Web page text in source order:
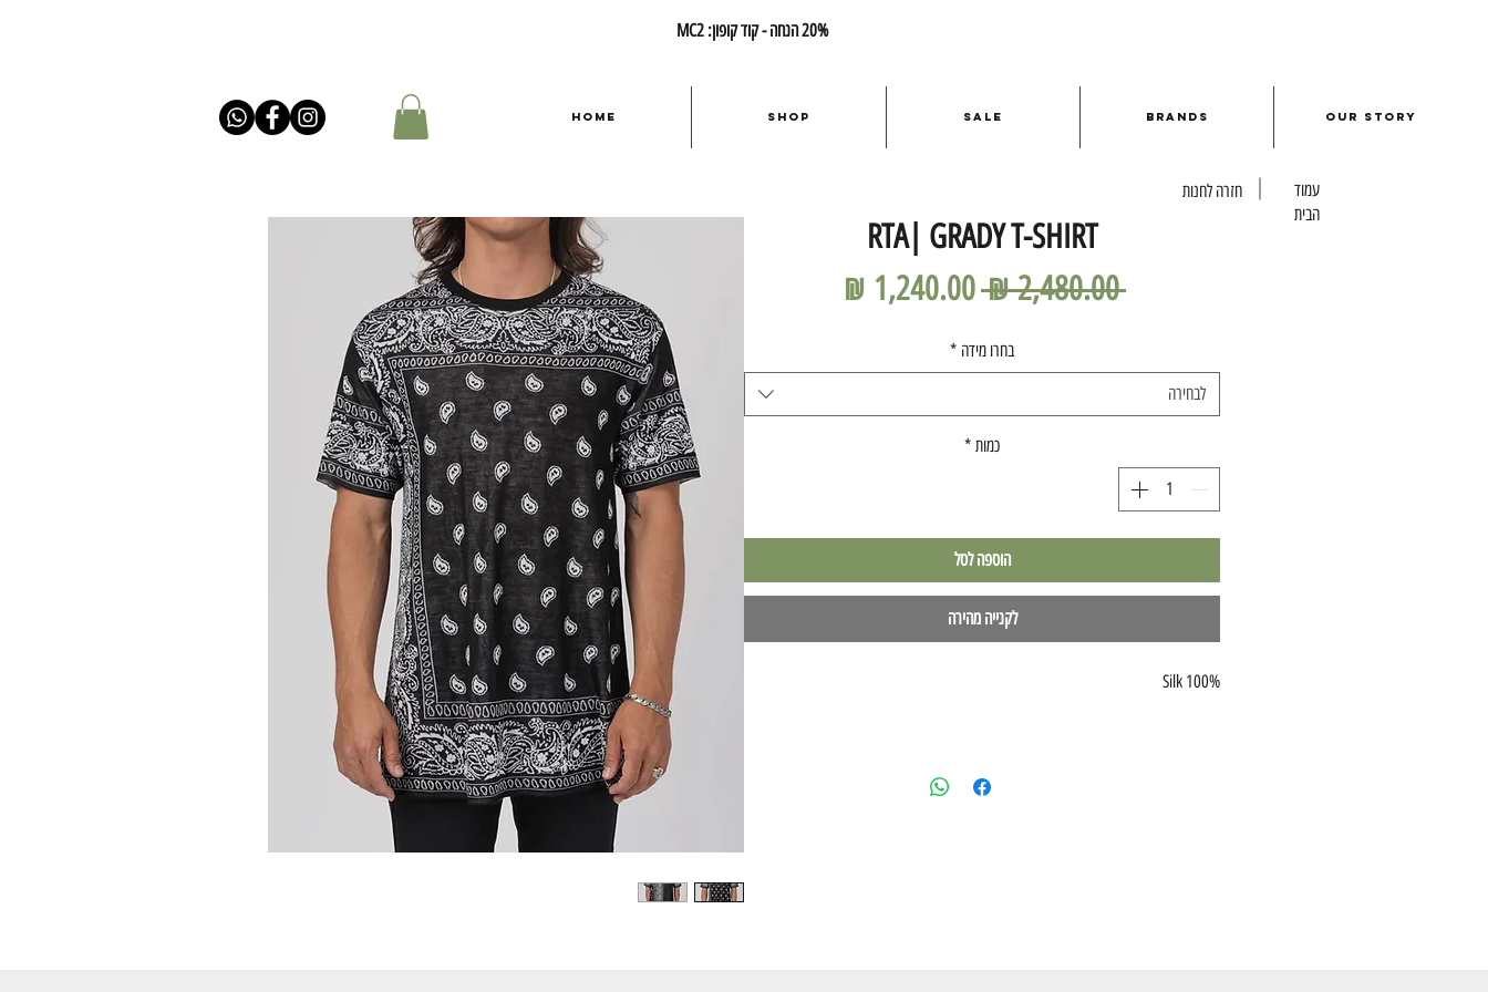
עמוד
הבית
חזרה לחנות
RTA| GRADY T-SHIRT
‏2,480.00 ‏₪
מחיר
רגילבחרו מידה *
לבחירה
כמות *
הוספה לסל
לקנייה מהירה
100% Silk
20% הנחה - קוד קופון: MC2
Home Shop Sale Brands Our Story